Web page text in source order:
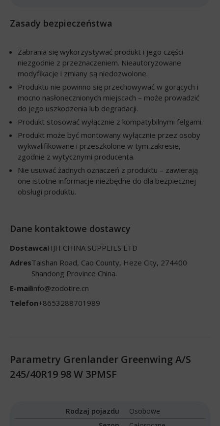
Zasady bezpieczeństwa
Zabrania się wykorzystywać produkt i jego części
niezgodnie z przeznaczeniem. Nieautoryzowane
modyfikacje i zmiany są niedozwolone.
Produktu nie powinno się przechowywać w gorących i
mocno nasłonecznionych miejscach – może prowadzić
do jego uszkodzenia lub degradacji.
Produkt stosować wyłącznie z kompatybilnymi felgami.
Produkt może być montowany wyłącznie przez osoby
wykwalifikowane i przeszkolone w tym zakresie,
zgodnie z wytycznymi producenta.
Nie usuwać żadnych oznaczeń z produktu – zawierają
one istotne informacje niezbędne do dla bezpiecznej
obsługi produktu.
Dane kontaktowe dostawcy
DostawcaHJH CHINA SUPPLIES LTD
AdresTaishan Road, Cao County, Heze City, 274400
Shandong Province China.
E-mailinfo@zodotire.cn
Telefon+8653288701989
Parametry Grenlander Greenwing A/S
245/40R19 98 W 3PMSF
Rodzaj pojazdu
Osobowe